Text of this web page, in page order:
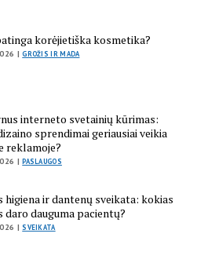
korėjietiška kosmetika?
|GROŽIS IR MADA
interneto svetainių kūrimas:
sprendimai geriausiai veikia
reklamoje?
|PASLAUGOS
higiena ir dantenų sveikata: kokias
daro dauguma pacientų?
|SVEIKATA